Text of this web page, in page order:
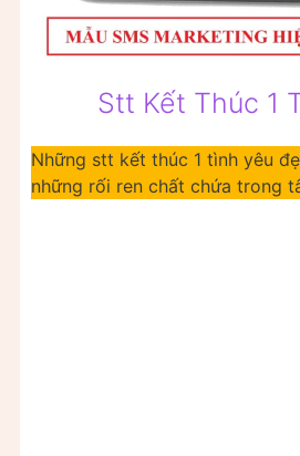
Stt Kết Thúc 1
Những stt kết thúc 1 tình yêu
những rối ren chất chứa trong